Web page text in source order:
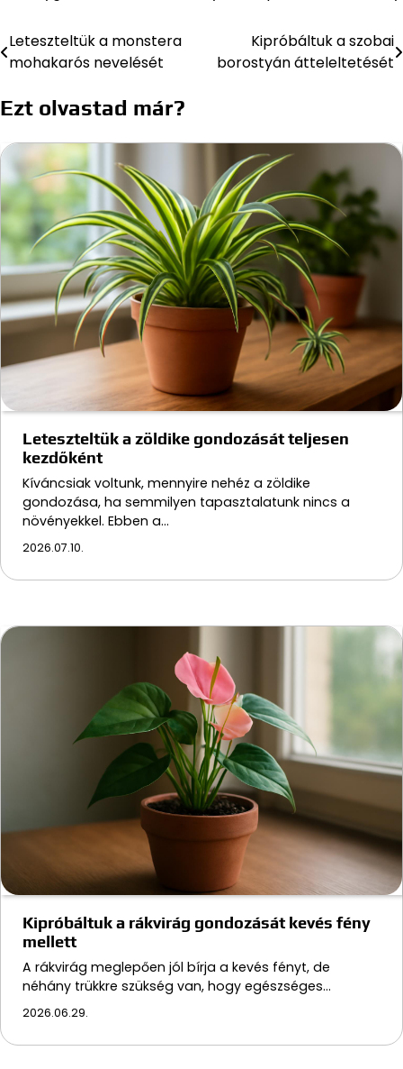
Bejegyzés
Leteszteltük a monstera
mohakarós nevelését
Kipróbáltuk a szobai
borostyán átteleltetését
Ezt olvastad már?
Leteszteltük a zöldike gondozását teljesen
kezdőként
Kíváncsiak voltunk, mennyire nehéz a zöldike
gondozása, ha semmilyen tapasztalatunk nincs a
növényekkel. Ebben a…
2026.07.10.
Kipróbáltuk a rákvirág gondozását kevés fény
mellett
A rákvirág meglepően jól bírja a kevés fényt, de
néhány trükkre szükség van, hogy egészséges…
2026.06.29.